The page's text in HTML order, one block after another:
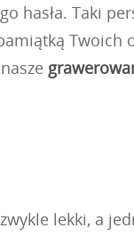
hasła. Taki
lekki, a